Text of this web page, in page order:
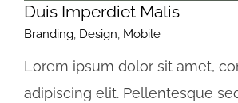
Duis Imperdiet Malis
Branding, Design, Mobile
Lorem ipsum dolor sit amet,
adipiscing elit. Pellentesque